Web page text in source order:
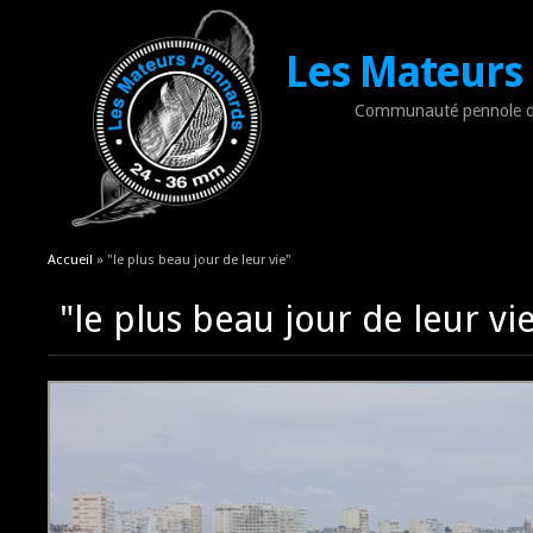
Les
Communauté pennole
Vous êtes ici
Accueil » "le plus beau jour de leur vie"
"le plus beau jour de leur